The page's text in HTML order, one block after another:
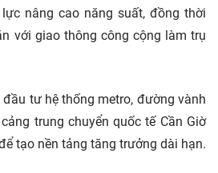
nâng cao năng suất, đồng thời
với giao thông công cộng làm trụ
tư hệ thống metro, đường vành
trung chuyển quốc tế Cần Giờ
tạo nền tảng tăng trưởng dài hạn.